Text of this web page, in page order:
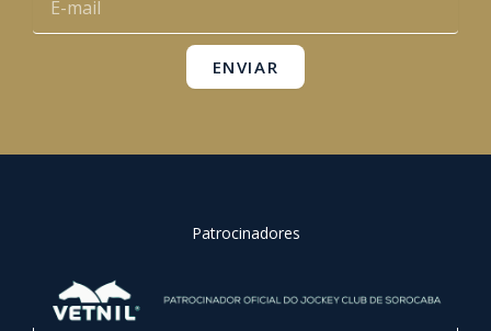
m
mail
ENVIAR
Patrocinadores